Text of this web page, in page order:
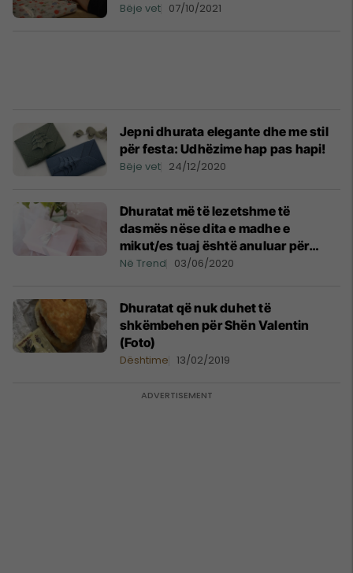
Bëje vet 07/10/2021
Jepni dhurata elegante dhe me stil
për festa: Udhëzime hap pas hapi!
Bëje vet 24/12/2020
Dhuratat më të lezetshme të
dasmës nëse dita e madhe e
mikut/es tuaj është anuluar për
shkak të pandemisë
Në Trend 03/06/2020
Dhuratat që nuk duhet të
shkëmbehen për Shën Valentin
(Foto)
Dështime 13/02/2019